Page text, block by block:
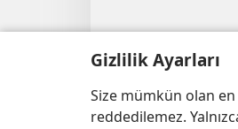
Gizlilik Ayarları
Size mümkün olan
reddedilemez.